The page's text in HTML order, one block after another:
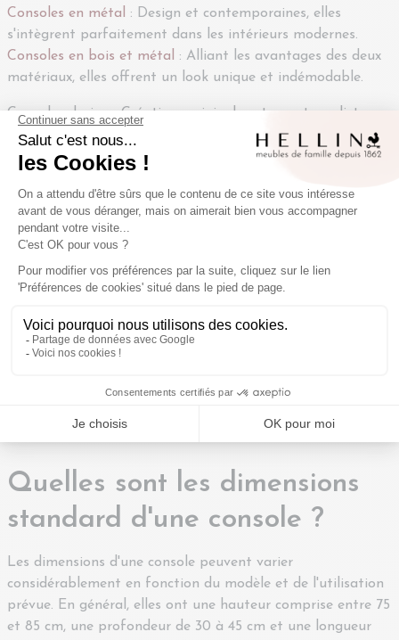
Consoles en métal
: Design et contemporaines, elles
s'intègrent parfaitement dans les intérieurs modernes.
Consoles en bois et métal
: Alliant les avantages des deux
matériaux, elles offrent un look unique et indémodable.
Consoles design : Créations originales et avant-gardistes,
elles sont parfaites pour ceux qui souhaitent apporter une
touche d'originalité à leur décoration.
Où installer une console ?
Une console peut trouver sa place dans de nombreuses
pièces de votre maison :
Entrée: Pour accueillir vos invités et ranger vos clés, votre
courrier et vos objets du quotidien.
Salon : Pour soutenir votre télévision ou exposer vos objets
décoration.
Quelles sont les dimensions
standard d'une console ?
Les dimensions d'une console peuvent varier
considérablement en fonction du modèle et de l'utilisation
prévue. En général, elles ont une hauteur comprise entre 75
et 85 cm, une profondeur de 30 à 45 cm et une longueur